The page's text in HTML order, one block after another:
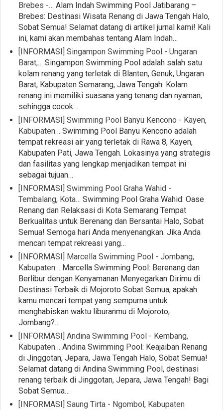
Brebes -… Alam Indah Swimming Pool Jatibarang –
Brebes: Destinasi Wisata Renang di Jawa Tengah Halo,
Sobat Semua! Selamat datang di artikel jurnal kami! Kali
ini, kami akan membahas tentang Alam Indah…
[INFORMASI] Singampon Swimming Pool - Ungaran
Barat,… Singampon Swimming Pool adalah salah satu
kolam renang yang terletak di Blanten, Genuk, Ungaran
Barat, Kabupaten Semarang, Jawa Tengah. Kolam
renang ini memiliki suasana yang tenang dan nyaman,
sehingga cocok…
[INFORMASI] Swimming Pool Banyu Kencono - Kayen,
Kabupaten… Swimming Pool Banyu Kencono adalah
tempat rekreasi air yang terletak di Rawa 8, Kayen,
Kabupaten Pati, Jawa Tengah. Lokasinya yang strategis
dan fasilitas yang lengkap menjadikan tempat ini
sebagai tujuan…
[INFORMASI] Swimming Pool Graha Wahid -
Tembalang, Kota… Swimming Pool Graha Wahid: Oase
Renang dan Relaksasi di Kota Semarang Tempat
Berkualitas untuk Berenang dan Bersantai Halo, Sobat
Semua! Semoga hari Anda menyenangkan. Jika Anda
mencari tempat rekreasi yang…
[INFORMASI] Marcella Swimming Pool - Jombang,
Kabupaten… Marcella Swimming Pool: Berenang dan
Berlibur dengan Kenyamanan Menyegarkan Dirimu di
Destinasi Terbaik di Mojoroto Sobat Semua, apakah
kamu mencari tempat yang sempurna untuk
menghabiskan waktu liburanmu di Mojoroto,
Jombang?…
[INFORMASI] Andina Swimming Pool - Kembang,
Kabupaten… Andina Swimming Pool: Keajaiban Renang
di Jinggotan, Jepara, Jawa Tengah Halo, Sobat Semua!
Selamat datang di Andina Swimming Pool, destinasi
renang terbaik di Jinggotan, Jepara, Jawa Tengah! Bagi
Sobat Semua…
[INFORMASI] Saung Tirta - Ngombol, Kabupaten